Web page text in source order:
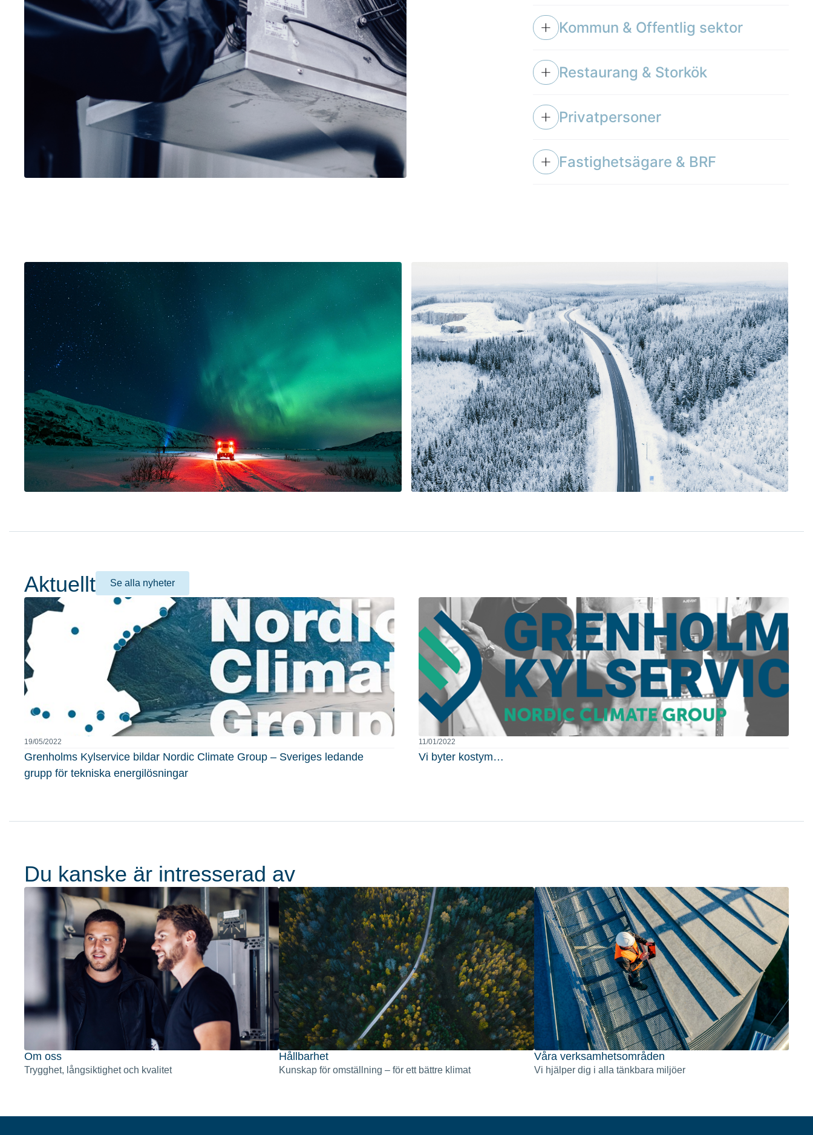
Kommun & Offentlig sektor
Restaurang & Storkök
Privatpersoner
Fastighetsägare & BRF
Aktuellt Se alla nyheter
19/05/2022
Grenholms Kylservice bildar Nordic Climate Group – Sveriges ledande
grupp för tekniska energilösningar
11/01/2022
Vi byter kostym…
Du kanske är intresserad av
Om oss
Trygghet, långsiktighet och kvalitet
Hållbarhet
Kunskap för omställning – för ett bättre klimat
Våra verksamhetsområden
Vi hjälper dig i alla tänkbara miljöer